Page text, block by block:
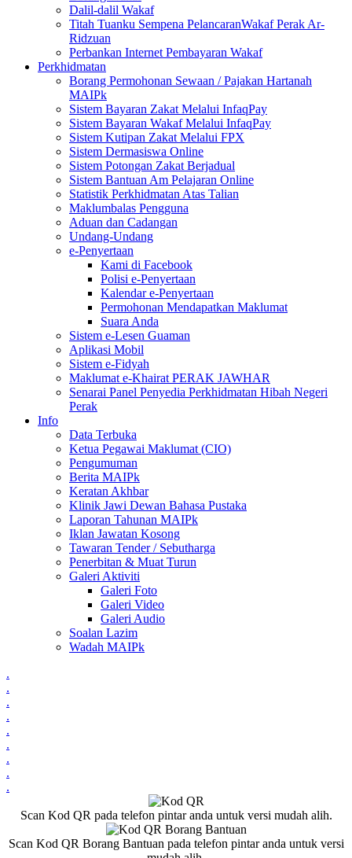
Dalil-dalil Wakaf
Titah Tuanku Sempena PelancaranWakaf Perak Ar-
Ridzuan
Perbankan Internet Pembayaran Wakaf
Perkhidmatan
Borang Permohonan Sewaan / Pajakan Hartanah
MAIPk
Sistem Bayaran Zakat Melalui InfaqPay
Sistem Bayaran Wakaf Melalui InfaqPay
Sistem Kutipan Zakat Melalui FPX
Sistem Dermasiswa Online
Sistem Potongan Zakat Berjadual
Sistem Bantuan Am Pelajaran Online
Statistik Perkhidmatan Atas Talian
Maklumbalas Pengguna
Aduan dan Cadangan
Undang-Undang
e-Penyertaan
Kami di Facebook
Polisi e-Penyertaan
Kalendar e-Penyertaan
Permohonan Mendapatkan Maklumat
Suara Anda
Sistem e-Lesen Guaman
Aplikasi Mobil
Sistem e-Fidyah
Maklumat e-Khairat PERAK JAWHAR
Senarai Panel Penyedia Perkhidmatan Hibah Negeri
Perak
Info
Data Terbuka
Ketua Pegawai Maklumat (CIO)
Pengumuman
Berita MAIPk
Keratan Akhbar
Klinik Jawi Dewan Bahasa Pustaka
Laporan Tahunan MAIPk
Iklan Jawatan Kosong
Tawaran Tender / Sebutharga
Penerbitan & Muat Turun
Galeri Aktiviti
Galeri Foto
Galeri Video
Galeri Audio
Soalan Lazim
Wadah MAIPk
.
.
.
.
.
.
.
.
.
Scan Kod QR pada telefon pintar anda untuk versi mudah alih.
Scan Kod QR Borang Bantuan pada telefon pintar anda untuk versi